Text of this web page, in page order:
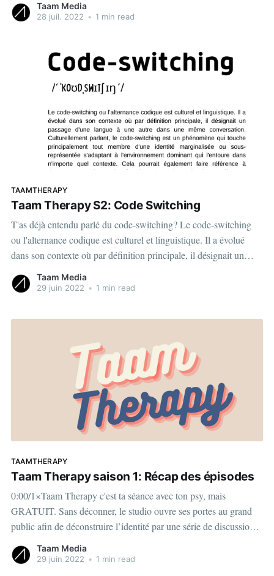
Canado-Malienne, elle a su
Taam Media
28 juil. 2022 • 1 min read
TAAMTHERAPY
Taam Therapy S2: Code Switching
T'as déjà entendu parlé du code-switching? Le code-switching
ou l'alternance codique est culturel et linguistique. Il a évolué
dans son contexte où par définition principale, il désignait un
Culturellement parlant, le code-
Taam Media
29 juin 2022 • 1 min read
TAAMTHERAPY
Taam Therapy saison 1: Récap des épisodes
0:00/1×Taam Therapy c'est ta séance avec ton psy, mais
GRATUIT. Sans déconner, le studio ouvre ses portes au grand
public afin de déconstruire l’identité par une série de discussions
de chose: l’identité, l’appartenance
Taam Media
29 juin 2022 • 1 min read